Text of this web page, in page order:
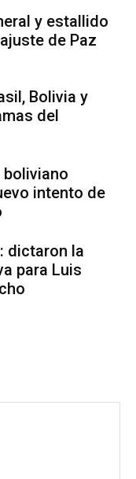
y estallido
de Paz
Bolivia y
del
boliviano
intento de
dictaron la
para Luis